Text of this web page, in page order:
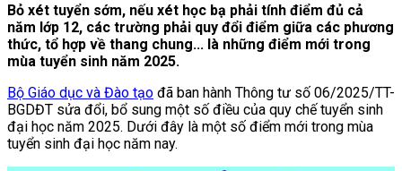
Bỏ xét tuyển sớm, nếu xét học bạ phải tính điểm đủ cả
năm lớp 12, các trường phải quy đổi điểm giữa các phương
thức, tổ hợp về thang chung... là những điểm mới trong
mùa tuyển sinh năm 2025.
Bộ Giáo dục và Đào tạo đã ban hành Thông tư số 06/2025/TT-
BGDĐT sửa đổi, bổ sung một số điều của quy chế tuyển sinh
đại học năm 2025. Dưới đây là một số điểm mới trong mùa
tuyển sinh đại học năm nay.